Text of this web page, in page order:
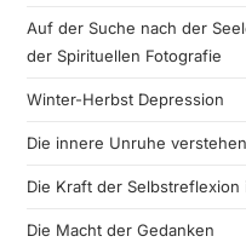
Auf der Suche nach der
der Spirituellen Fotografie
Winter-Herbst Depression
Die innere Unruhe
Die Kraft der Selbstreflexion
Die Macht der Gedanken